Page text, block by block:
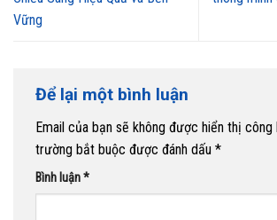
Vững
Để lại một bình luận
Email của bạn sẽ không được hiển thị công
trường bắt buộc được đánh dấu *
Bình luận*